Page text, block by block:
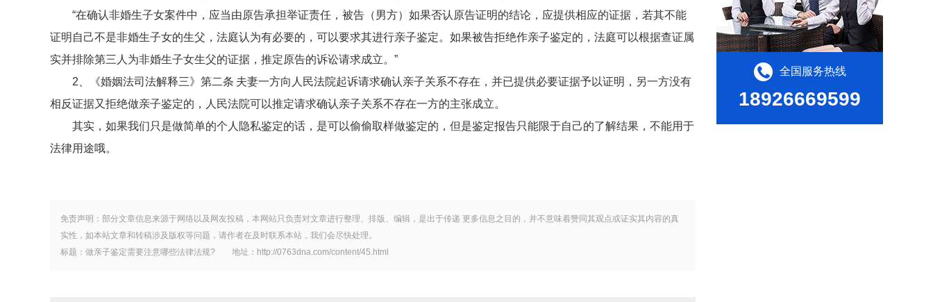
“在确认非婚生子女案件中，应当由原告承担举证责任，被告（男方）如果否认原告证明的结论，应提供相应的证据，若其不能
证明自己不是非婚生子女的生父，法庭认为有必要的，可以要求其进行亲子鉴定。如果被告拒绝作亲子鉴定的，法庭可以根据查证属
实并排除第三人为非婚生子女生父的证据，推定原告的诉讼请求成立。”
2、《婚姻法司法解释三》第二条 夫妻一方向人民法院起诉请求确认亲子关系不存在，并已提供必要证据予以证明，另一方没有
相反证据又拒绝做亲子鉴定的，人民法院可以推定请求确认亲子关系不存在一方的主张成立。
其实，如果我们只是做简单的个人隐私鉴定的话，是可以偷偷取样做鉴定的，但是鉴定报告只能限于自己的了解结果，不能用于
法律用途哦。
免责声明：部分文章信息来源于网络以及网友投稿，本网站只负责对文章进行整理、排版、编辑，是出于传递 更多信息之目的，并不意味着赞同其观点或证实其内容的真
实性，如本站文章和转稿涉及版权等问题，请作者在及时联系本站，我们会尽快处理。
标题：做亲子鉴定需要注意哪些法律法规? 地址：http://0763dna.com/content/45.html
全国服务热线
18926669599